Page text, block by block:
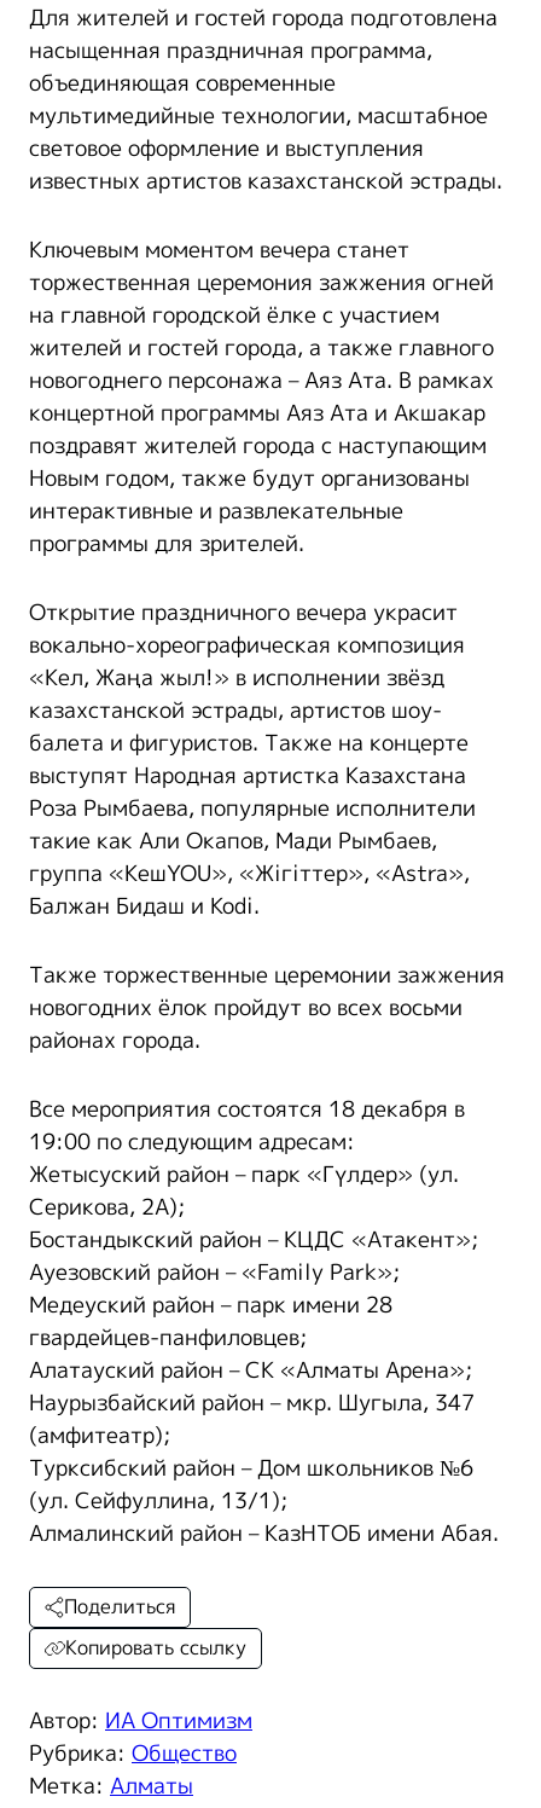
Для жителей и гостей города подготовлена
насыщенная праздничная программа,
объединяющая современные
мультимедийные технологии, масштабное
световое оформление и выступления
известных артистов казахстанской эстрады.
Ключевым моментом вечера станет
торжественная церемония зажжения огней
на главной городской ёлке с участием
жителей и гостей города, а также главного
новогоднего персонажа – Аяз Ата. В рамках
концертной программы Аяз Ата и Акшакар
поздравят жителей города с наступающим
Новым годом, также будут организованы
интерактивные и развлекательные
программы для зрителей.
Открытие праздничного вечера украсит
вокально-хореографическая композиция
«Кел, Жаңа жыл!» в исполнении звёзд
казахстанской эстрады, артистов шоу-
балета и фигуристов. Также на концерте
выступят Народная артистка Казахстана
Роза Рымбаева, популярные исполнители
такие как Али Окапов, Мади Рымбаев,
группа «КешYOU», «Жігіттер», «Astra»,
Балжан Бидаш и Kodi.
Также торжественные церемонии зажжения
новогодних ёлок пройдут во всех восьми
районах города.
Все мероприятия состоятся 18 декабря в
19:00 по следующим адресам:
Жетысуский район – парк «Гүлдер» (ул.
Серикова, 2А);
Бостандыкский район – КЦДС «Атакент»;
Ауезовский район – «Family Park»;
Медеуский район – парк имени 28
гвардейцев-панфиловцев;
Алатауский район – СК «Алматы Арена»;
Наурызбайский район – мкр. Шугыла, 347
(амфитеатр);
Турксибский район – Дом школьников №6
(ул. Сейфуллина, 13/1);
Алмалинский район – КазНТОБ имени Абая.
Автор: ИА Оптимизм
Рубрика: Общество
Метка: Алматы
Поделиться
Копировать ссылку